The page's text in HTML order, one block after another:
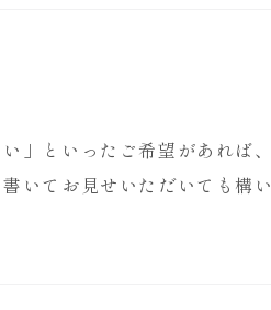
」といったご希望があれば、
いてお見せいただいても構い